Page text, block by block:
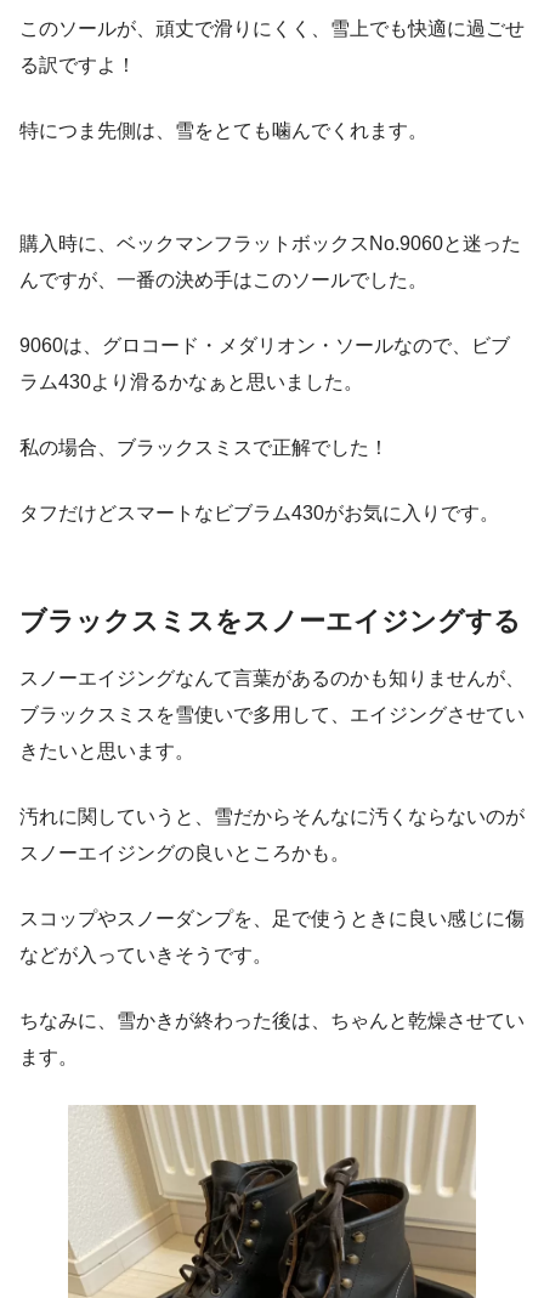
このソールが、頑丈で滑りにくく、雪上でも快適に過ごせ
る訳ですよ！
特につま先側は、雪をとても噛んでくれます。
購入時に、ベックマンフラットボックスNo.9060と迷った
んですが、一番の決め手はこのソールでした。
9060は、グロコード・メダリオン・ソールなので、ビブ
ラム430より滑るかなぁと思いました。
私の場合、ブラックスミスで正解でした！
タフだけどスマートなビブラム430がお気に入りです。
ブラックスミスをスノーエイジングする
スノーエイジングなんて言葉があるのかも知りませんが、
ブラックスミスを雪使いで多用して、エイジングさせてい
きたいと思います。
汚れに関していうと、雪だからそんなに汚くならないのが
スノーエイジングの良いところかも。
スコップやスノーダンプを、足で使うときに良い感じに傷
などが入っていきそうです。
ちなみに、雪かきが終わった後は、ちゃんと乾燥させてい
ます。